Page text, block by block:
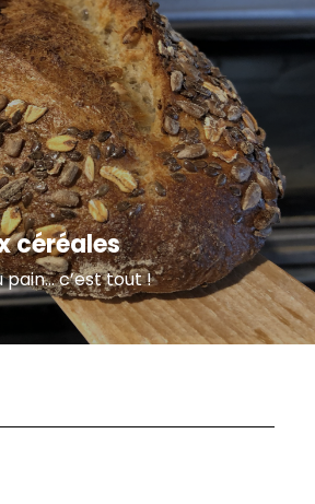
céréales
pain… c’est tout !